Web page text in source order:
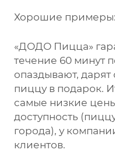
Хорошие примеры:
«ДОДО Пицца»
течение 60 минут
опаздывают,
пиццу в подарок.
самые низкие
доступность
города), у
клиентов.